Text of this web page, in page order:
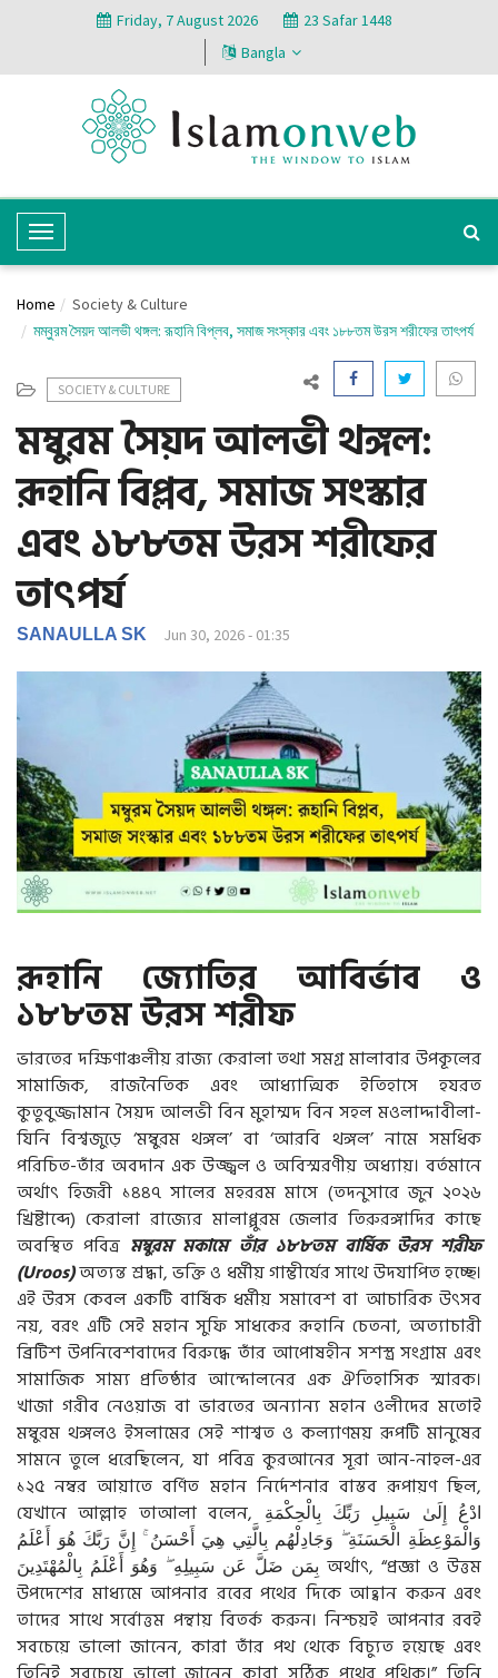
Friday, 7 August 2026
23 Safar 1448
Bangla
T
o
g
N
a
v
i
g
a
t
i
o
n
Home
Society & Culture
মম্বুরম সৈয়দ আলভী থঙ্গল: রূহানি বিপ্লব, সমাজ সংস্কার এবং ১৮৮তম উরস শরীফের তাৎপর্য
SOCIETY & CULTURE
মম্বুরম সৈয়দ আলভী থঙ্গল:
রূহানি বিপ্লব, সমাজ সংস্কার
এবং ১৮৮তম উরস শরীফের
তাৎপর্য
SANAULLA SK Jun 30, 2026 - 01:35
রূহানি জ্যোতির আবির্ভাব ও
১৮৮তম উরস শরীফ
ভারতের দক্ষিণাঞ্চলীয় রাজ্য কেরালা তথা সমগ্র মালাবার উপকূলের
সামাজিক, রাজনৈতিক এবং আধ্যাত্মিক ইতিহাসে হযরত
কুতুবুজ্জামান সৈয়দ আলভী বিন মুহাম্মদ বিন সহল মওলাদ্দাবীলা-
যিনি বিশ্বজুড়ে ‘মম্বুরম থঙ্গল’ বা ‘আরবি থঙ্গল’ নামে সমধিক
পরিচিত-তাঁর অবদান এক উজ্জ্বল ও অবিস্মরণীয় অধ্যায়। বর্তমানে
অর্থাৎ হিজরী ১৪৪৭ সালের মহররম মাসে (তদনুসারে জুন ২০২৬
খ্রিষ্টাব্দে) কেরালা রাজ্যের মালাপ্পুরম জেলার তিরুরঙ্গাদির কাছে
অবস্থিত পবিত্র মম্বুরম মকামে তাঁর ১৮৮তম বার্ষিক উরস শরীফ
(Uroos)অত্যন্ত শ্রদ্ধা, ভক্তি ও ধর্মীয় গাম্ভীর্যের সাথে উদযাপিত হচ্ছে।
এই উরস কেবল একটি বার্ষিক ধর্মীয় সমাবেশ বা আচারিক উৎসব
নয়, বরং এটি সেই মহান সুফি সাধকের রূহানি চেতনা, অত্যাচারী
ব্রিটিশ উপনিবেশবাদের বিরুদ্ধে তাঁর আপোষহীন সশস্ত্র সংগ্রাম এবং
সামাজিক সাম্য প্রতিষ্ঠার আন্দোলনের এক ঐতিহাসিক স্মারক।
খাজা গরীব নেওয়াজ বা ভারতের অন্যান্য মহান ওলীদের মতোই
মম্বুরম থঙ্গলও ইসলামের সেই শাশ্বত ও কল্যাণময় রূপটি মানুষের
সামনে তুলে ধরেছিলেন, যা পবিত্র কুরআনের সূরা আন-নাহল-এর
১২৫ নম্বর আয়াতে বর্ণিত মহান নির্দেশনার বাস্তব রূপায়ণ ছিল,
যেখানে আল্লাহ তাআলা বলেন, ادْعُ إِلَىٰ سَبِيلِ رَبِّكَ بِالْحِكْمَةِ
وَالْمَوْعِظَةِ الْحَسَنَةِ ۖ وَجَادِلْهُم بِالَّتِي هِيَ أَحْسَنُ ۚ إِنَّ رَبَّكَ هُوَ أَعْلَمُ
بِمَن ضَلَّ عَن سَبِيلِهِ ۖ وَهُوَ أَعْلَمُ بِالْمُهْتَدِينَ অর্থাৎ, “প্রজ্ঞা ও উত্তম
উপদেশের মাধ্যমে আপনার রবের পথের দিকে আহ্বান করুন এবং
তাদের সাথে সর্বোত্তম পন্থায় বিতর্ক করুন। নিশ্চয়ই আপনার রবই
সবচেয়ে ভালো জানেন, কারা তাঁর পথ থেকে বিচ্যুত হয়েছে এবং